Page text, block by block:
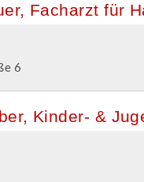
Facharzt für
6
Kinder- &